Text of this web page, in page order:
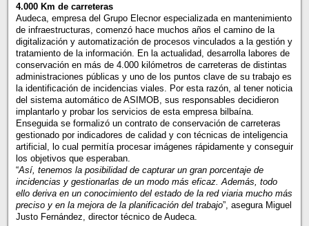
4.000 Km de carreteras
Audeca, empresa del Grupo Elecnor especializada en mantenimiento
de infraestructuras, comenzó hace muchos años el camino de la
digitalización y automatización de procesos vinculados a la gestión y
tratamiento de la información. En la actualidad, desarrolla labores de
conservación en más de 4.000 kilómetros de carreteras de distintas
administraciones públicas y uno de los puntos clave de su trabajo es
la identificación de incidencias viales. Por esta razón, al tener noticia
del sistema automático de ASIMOB, sus responsables decidieron
implantarlo y probar los servicios de esta empresa bilbaína.
Enseguida se formalizó un contrato de conservación de carreteras
gestionado por indicadores de calidad y con técnicas de inteligencia
artificial, lo cual permitía procesar imágenes rápidamente y conseguir
los objetivos que esperaban.
“Así, tenemos la posibilidad de capturar un gran porcentaje de
incidencias y gestionarlas de un modo más eficaz. Además, todo
ello deriva en un conocimiento del estado de la red viaria mucho más
preciso y en la mejora de la planificación del trabajo”, asegura Miguel
Justo Fernández, director técnico de Audeca.